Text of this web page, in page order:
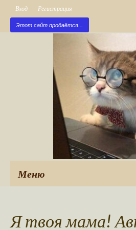
Вход Регистрация
Этот сайт продаётся...
Меню
Новые публикации
Я твоя мама!